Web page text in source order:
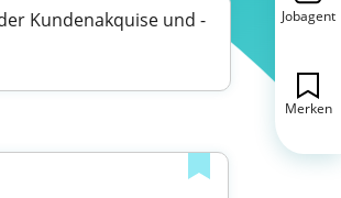
Kundenakquise und - Jobagent
Merken